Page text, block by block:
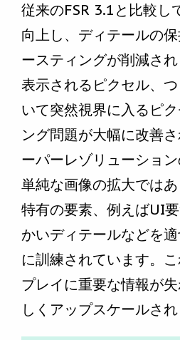
従来のFSR 3.1と比較し
向上し、ディテールの
ースティングが削減さ
表示されるピクセル、
いて突然視界に入るピ
ング問題が大幅に改善
ーパーレゾリューショ
単純な画像の拡大では
特有の要素、例えばUI
かいディテールなどを
に訓練されています。
プレイに重要な情報が
しくアップスケールされ